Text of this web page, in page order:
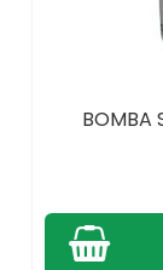
BOMBA